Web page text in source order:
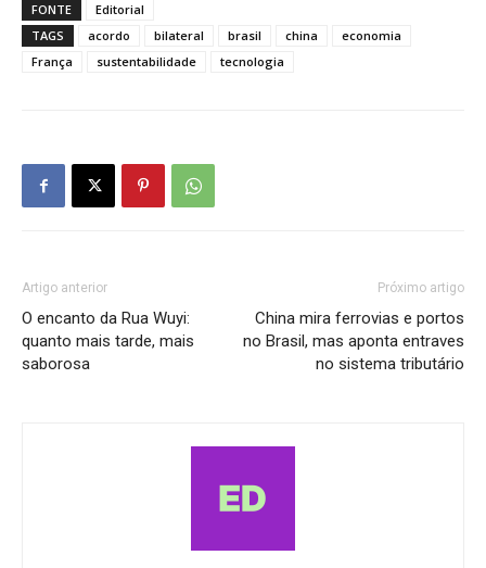
FONTE
Editorial
TAGS
acordo bilateral brasil china
economia
França
sustentabilidade tecnologia
Artigo anterior
O encanto da Rua Wuyi:
quanto mais tarde, mais
saborosa
Próximo artigo
China mira ferrovias e portos
no Brasil, mas aponta entraves
no sistema tributário